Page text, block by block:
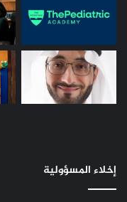
استعداد عائلة
عُرضت على مدار 14 عامًا.
إخلاء المسؤولية